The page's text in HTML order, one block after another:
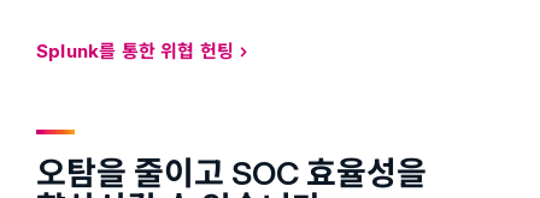
Splunk를 통한 위협 헌팅
오탐을 줄이고 SOC 효율성을